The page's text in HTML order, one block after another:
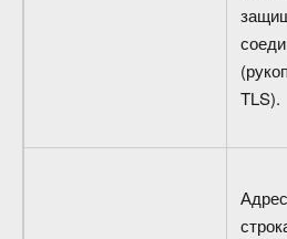
TLS).